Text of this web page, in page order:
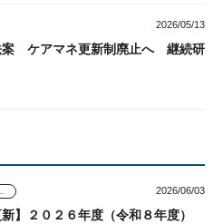
2026/05/13
案 ケアマネ更新制廃止へ 継続研
テンツ 2026/06/03
新】２０２６年度（令和８年度）